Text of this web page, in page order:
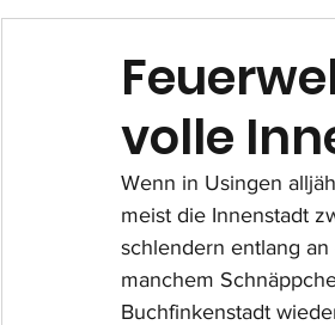
volle
Wenn in Usingen
meist die Innenstadt
schlendern entlang
manchem
Buchfinkenstadt